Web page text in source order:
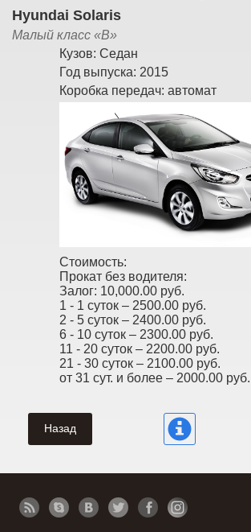
Hyundai Solaris
Малый класс «B»
Кузов: Седан
Год выпуска: 2015
Коробка передач: автомат
Стоимость:
Прокат без водителя:
Залог: 10,000.00 руб.
1 - 1 суток – 2500.00 руб.
2 - 5 суток – 2400.00 руб.
6 - 10 суток – 2300.00 руб.
11 - 20 суток – 2200.00 руб.
21 - 30 суток – 2100.00 руб.
от 31 сут. и более – 2000.00 руб.
Назад